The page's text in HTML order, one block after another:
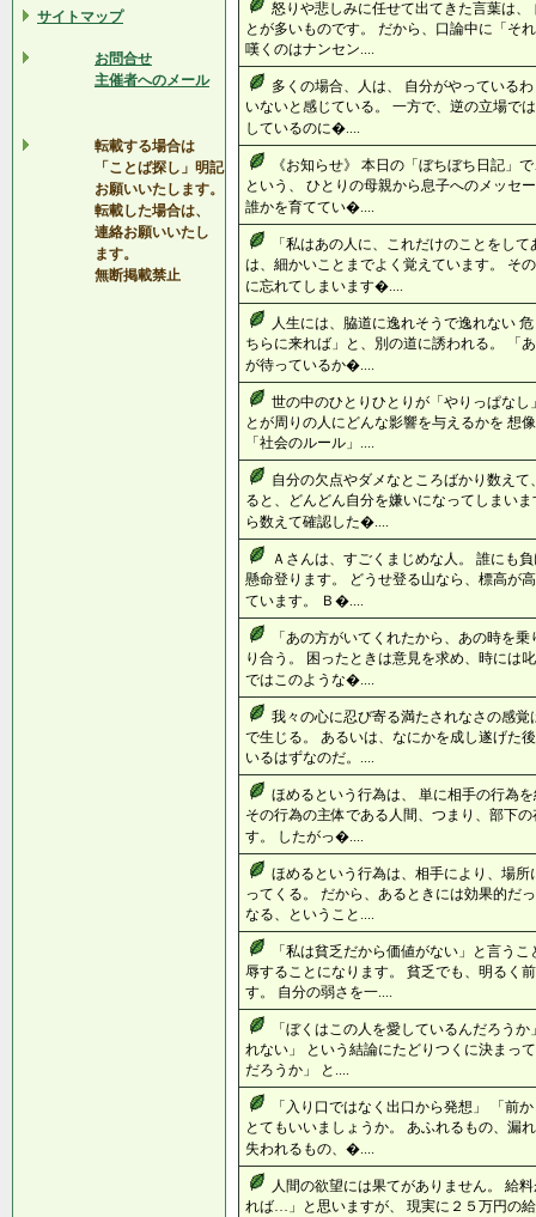
サイトマップ
お問合せ
主催者へのメール
転載する場合は
「ことば探し」明記
お願いいたします。
転載した場合は、
連絡お願いいたし
ます。
無断掲載禁止
怒りや悲しみに任せて出てきた言葉は
とが多いものです。 だから、口論中に「そ
嘆くのはナンセン....
多くの場合、人は、 自分がやっている
いないと感じている。 一方で、逆の立場で
しているのに�....
《お知らせ》 本日の「ぼちぼち日記」
という、 ひとりの母親から息子へのメッセ
誰かを育ててい�....
「私はあの人に、これだけのことをし
は、細かいことまでよく覚えています。 そ
に忘れてしまいます�....
人生には、脇道に逸れそうで逸れない
ちらに来れば」と、別の道に誘われる。 「
が待っているか�....
世の中のひとりひとりが「やりっぱな
とが周りの人にどんな影響を与えるかを 想
「社会のルール」....
自分の欠点やダメなところばかり数え
ると、どんどん自分を嫌いになってしまい
ら数えて確認した�....
Ａさんは、すごくまじめな人。 誰にも
懸命登ります。 どうせ登る山なら、標高が
ています。 Ｂ�....
「あの方がいてくれたから、あの時を
り合う。 困ったときは意見を求め、時には
ではこのような�....
我々の心に忍び寄る満たされなさの感
で生じる。 あるいは、なにかを成し遂げた
いるはずなのだ。....
ほめるという行為は、 単に相手の行為
その行為の主体である人間、つまり、部下
す。 したがっ�....
ほめるという行為は、相手により、場
ってくる。 だから、あるときには効果的だ
なる、ということ....
「私は貧乏だから価値がない」と言う
辱することになります。 貧乏でも、明るく
す。 自分の弱さを一....
「ぼくはこの人を愛しているんだろう
れない」 という結論にたどりつくに決まっ
だろうか」 と....
「入り口ではなく出口から発想」 「前
とてもいいましょうか。 あふれるもの、漏
失われるもの、�....
人間の欲望には果てがありません。 給
れば…」と思いますが、 現実に２５万円の